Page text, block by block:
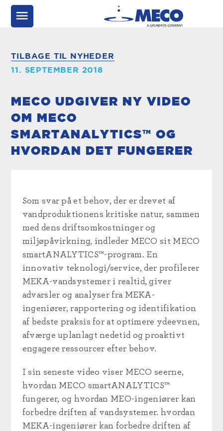
TILBAGE TIL NYHEDER
11. SEPTEMBER 2018
MECO UDGIVER NY VIDEO
OM MECO
SMARTANALYTICS™ OG
HVORDAN DET FUNGERER
Som svar på et behov, der er drevet af
vandproduktionens kritiske natur, sammen
med dens driftsomkostninger og
miljøpåvirkning, indleder MECO sit MECO
smartANALYTICS™-program. En
innovativ teknologi/service, der profilerer
MEKA-vandsystemer i realtid, giver
advarsler og analyser fra MEKA-
ingeniører, rapportering og identifikation
af bedste praksis for at optimere ydeevnen,
afværge uplanlagt nedetid og proaktivt
engagere ressourcer efter behov.
I sin seneste video viser MECO seerne,
hvordan MECO smartANALYTICS™
fungerer, og hvordan MEO-ingeniører kan
forbedre driften af vandsystemer. hvordan
MEKA-ingeniører kan forbedre driften af